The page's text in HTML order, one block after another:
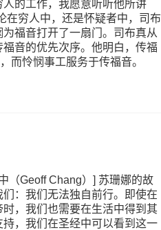
人的工作，我愿意听听他所讲
在穷人中，还是怀疑者中，司布
为福音打开了一扇门。司布真从
福音的优先次序。他明白，传福
而怜悯事工服务于传福音。
（Geoff Chang）] 苏珊娜的故
们：我们无法独自前行。即使在
时，我们也需要在生活中得到其
持，我们在圣经中可以看到这一